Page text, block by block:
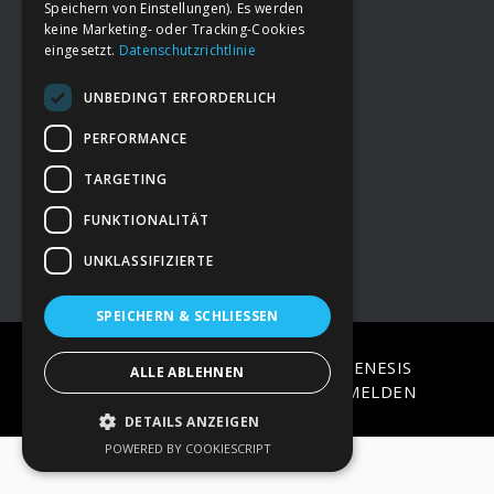
FooterDeine Spende
→ Impressum
→Kontakt zum PAO Team
COPYRIGHT © 2026 · ON
GENESIS
FRAMEWORK·WORDPRESS·ANMELDEN
Speichern von Einstellungen). Es werden
keine Marketing- oder Tracking-Cookies
eingesetzt. Datenschutzrichtlinie
UNBEDINGT ERFORDERLICH
PERFORMANCE
TARGETING
FUNKTIONALITÄT
UNKLASSIFIZIERTE
SPEICHERN & SCHLIESSEN
ALLE ABLEHNEN
DETAILS ANZEIGEN
POWERED BY COOKIESCRIPT